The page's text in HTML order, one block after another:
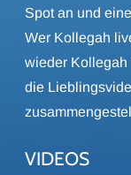
Spot an und
Wer Kollegah
wieder Kollegah
die
VIDEOS